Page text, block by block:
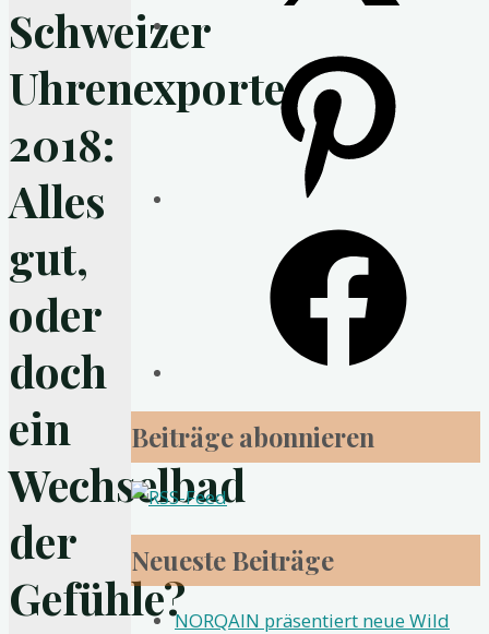
Schweizer
Uhrenexporte
2018:
Alles
gut,
oder
doch
ein
Wechselbad
der
Gefühle?
Pinterest
Beiträge abonnieren
Neueste Beiträge
NORQAIN präsentiert neue Wild